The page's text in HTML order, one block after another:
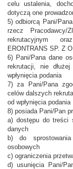
celu ustalenia,
dotyczą one
5) odbiorcą Pani/
rzecz Pracodawcy/
rekrutacyjnym
ERONTRANS SP. Z
6) Pani/Pana dane
rekrutacji, nie
wpłynięcia podania
7) za Pani/Pana
celów dalszych
od wpłynięcia podania
8) posiada Pani/Pan
a) dostępu do treści
danych
b) do
osobowych
c) ograniczenia
d) usunięcia Pani/